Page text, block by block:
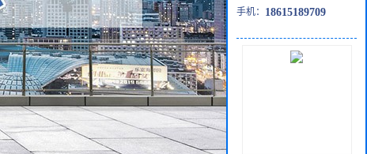
手机： 18615189709